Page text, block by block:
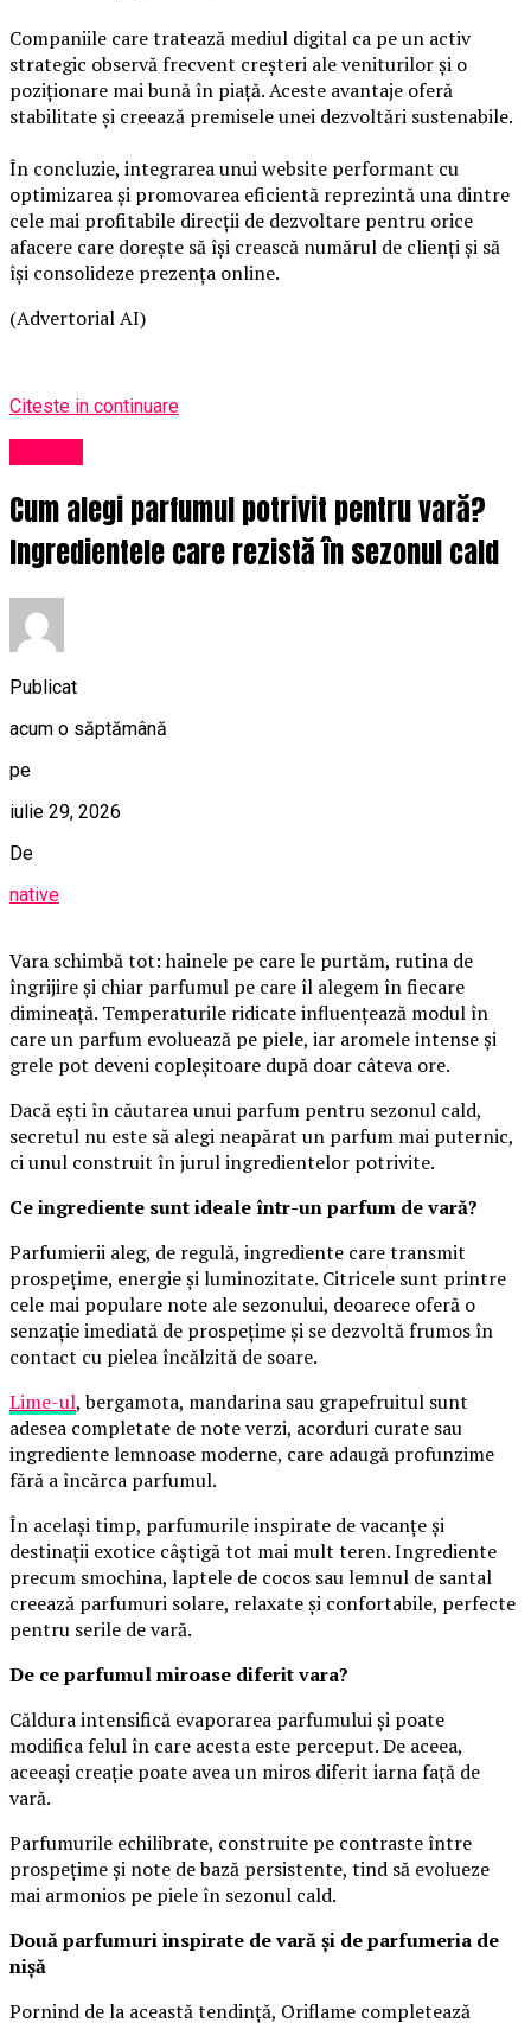
Companiile care tratează mediul digital ca pe un activ
strategic observă frecvent creșteri ale veniturilor și o
poziționare mai bună în piață. Aceste avantaje oferă
stabilitate și creează premisele unei dezvoltări sustenabile.
În concluzie, integrarea unui website performant cu
optimizarea și promovarea eficientă reprezintă una dintre
cele mai profitabile direcții de dezvoltare pentru orice
afacere care dorește să își crească numărul de clienți și să
își consolideze prezența online.
(Advertorial AI)
Citeste in continuare
Cum alegi parfumul potrivit pentru vară?
Ingredientele care rezistă în sezonul cald
Publicat
acum o săptămână
pe
iulie 29, 2026
De
native
Vara schimbă tot: hainele pe care le purtăm, rutina de
îngrijire și chiar parfumul pe care îl alegem în fiecare
dimineață. Temperaturile ridicate influențează modul în
care un parfum evoluează pe piele, iar aromele intense și
grele pot deveni copleșitoare după doar câteva ore.
Dacă ești în căutarea unui parfum pentru sezonul cald,
secretul nu este să alegi neapărat un parfum mai puternic,
ci unul construit în jurul ingredientelor potrivite.
Ce ingrediente sunt ideale într-un parfum de vară?
Parfumierii aleg, de regulă, ingrediente care transmit
prospețime, energie și luminozitate. Citricele sunt printre
cele mai populare note ale sezonului, deoarece oferă o
senzație imediată de prospețime și se dezvoltă frumos în
contact cu pielea încălzită de soare.
Lime-ul, bergamota, mandarina sau grapefruitul sunt
adesea completate de note verzi, acorduri curate sau
ingrediente lemnoase moderne, care adaugă profunzime
fără a încărca parfumul.
În același timp, parfumurile inspirate de vacanțe și
destinații exotice câștigă tot mai mult teren. Ingrediente
precum smochina, laptele de cocos sau lemnul de santal
creează parfumuri solare, relaxate și confortabile, perfecte
pentru serile de vară.
De ce parfumul miroase diferit vara?
Căldura intensifică evaporarea parfumului și poate
modifica felul în care acesta este perceput. De aceea,
aceeași creație poate avea un miros diferit iarna față de
vară.
Parfumurile echilibrate, construite pe contraste între
prospețime și note de bază persistente, tind să evolueze
mai armonios pe piele în sezonul cald.
Două parfumuri inspirate de vară și de parfumeria de
nișă
Pornind de la această tendință, Oriflame completează